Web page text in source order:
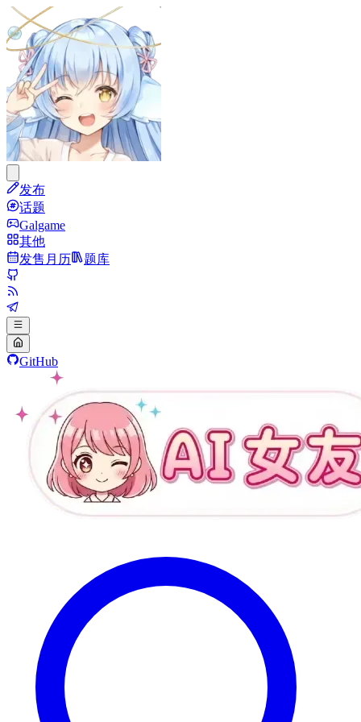
发布
话题
Galgame
其他
发售月历
题库
GitHub